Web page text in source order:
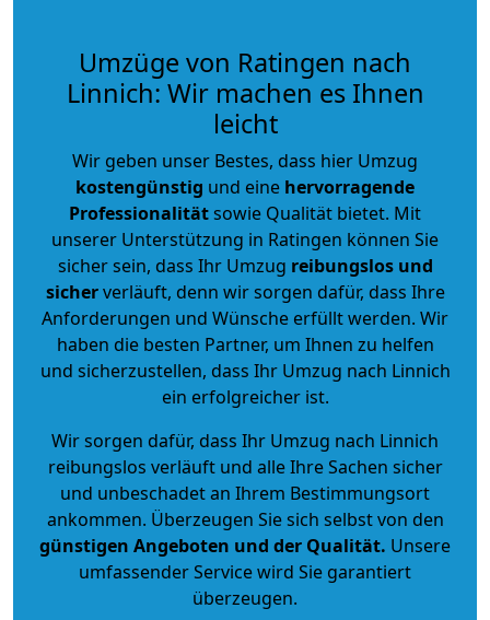
Umzüge von Ratingen nach
Linnich: Wir machen es Ihnen
leicht
Wir geben unser Bestes, dass hier Umzug
kostengünstig und eine hervorragende
Professionalitätsowie Qualität bietet. Mit
unserer Unterstützung in Ratingen können Sie
sicher sein, dass Ihr Umzug reibungslos und
sicherverläuft, denn wir sorgen dafür, dass Ihre
Anforderungen und Wünsche erfüllt werden. Wir
haben die besten Partner, um Ihnen zu helfen
und sicherzustellen, dass Ihr Umzug nach Linnich
ein erfolgreicher ist.
Wir sorgen dafür, dass Ihr Umzug nach Linnich
reibungslos verläuft und alle Ihre Sachen sicher
und unbeschadet an Ihrem Bestimmungsort
ankommen. Überzeugen Sie sich selbst von den
günstigen Angeboten und der Qualität. Unsere
umfassender Service wird Sie garantiert
überzeugen.